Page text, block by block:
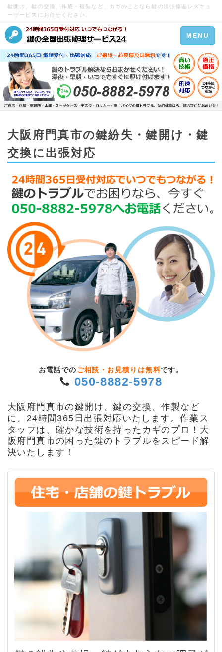
鍵開け、鍵の交換、作成・複製など、カギのことなら鍵の出張修理レスキュ
ーサービスにお任せください。
Toggle
navigation
MENU
大阪府門真市の鍵紛失・鍵開け・鍵
交換に出張対応
お電話での ご相談・お見積りは無料です。
050-8882-5978
大阪府門真市の鍵開け、鍵の交換、作製など
に、24時間365日出張対応いたします。作業ス
タッフは、確かな技術を持ったカギのプロ！大
阪府門真市の困った鍵のトラブルをスピード解
決いたします！